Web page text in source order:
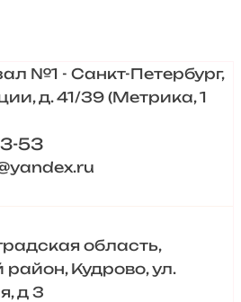
№1 - Санкт-Петербург,
д. 41/39 (Метрика, 1
53
область,
Кудрово, ул.
д 3